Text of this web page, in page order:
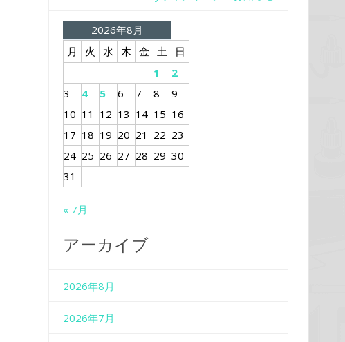
2026年8月
月
火 水 木 金 土
日
1
2
3
4 5 6 7 8
9
10 11 12 13 14 15 16
17 18 19 20 21 22 23
24 25 26 27 28 29 30
31
« 7月
アーカイブ
2026年8月
2026年7月